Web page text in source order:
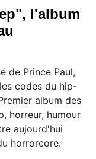
l'album
de Prince Paul,
codes du hip-
album des
horreur, humour
aujourd'hui
horrorcore.